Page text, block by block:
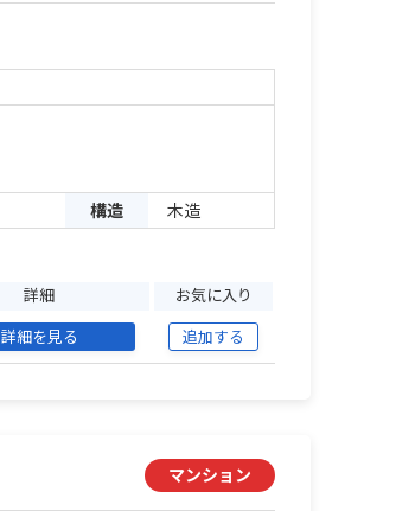
構造 木造
詳細 お気に入り
詳細を見る 追加する
マンション